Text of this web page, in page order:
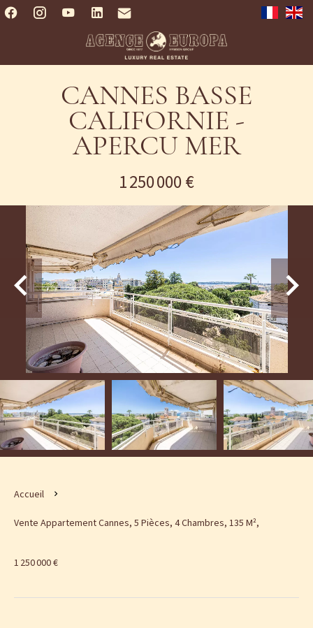
CANNES BASSE
CALIFORNIE -
APERCU MER
1 250 000 €
Accueil
Vente Appartement Cannes, 5 Pièces, 4 Chambres, 135 M²,
1 250 000 €